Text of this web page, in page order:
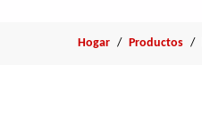
Hogar / Productos /